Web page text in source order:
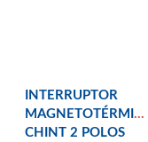
INTERRUPTOR
MAGNETOTÉRMICO
CHINT 2 POLOS